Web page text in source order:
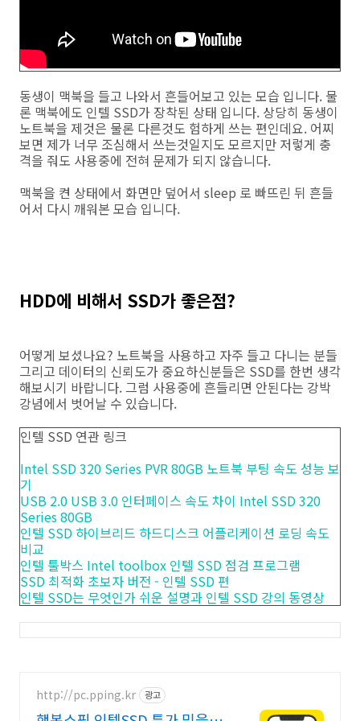
동생이 맥북을 들고 나와서 흔들어보고 있는 모습 입니다. 물
론 맥북에도 인텔 SSD가 장착된 상태 입니다. 상당히 동생이
노트북을 제것은 물론 다른것도 험하게 쓰는 편인데요. 어찌
보면 제가 너무 조심해서 쓰는것일지도 모르지만 저렇게 충
격을 줘도 사용중에 전혀 문제가 되지 않습니다.
맥북을 켠 상태에서 화면만 덮어서 sleep 로 빠뜨린 뒤 흔들
어서 다시 깨워본 모습 입니다.
HDD에 비해서 SSD가 좋은점?
어떻게 보셨나요? 노트북을 사용하고 자주 들고 다니는 분들
그리고 데이터의 신뢰도가 중요하신분들은 SSD를 한번 생각
해보시기 바랍니다. 그럼 사용중에 흔들리면 안된다는 강박
강념에서 벗어날 수 있습니다.
인텔 SSD 연관 링크
Intel SSD 320 Series PVR 80GB 노트북 부팅 속도 성능 보
기
USB 2.0 USB 3.0 인터페이스 속도 차이 Intel SSD 320
Series 80GB
인텔 SSD 하이브리드 하드디스크 어플리케이션 로딩 속도
비교
인텔 툴박스 Intel toolbox 인텔 SSD 점검 프로그램
SSD 최적화 초보자 버전 - 인텔 SSD 편
인텔 SSD는 무엇인가 쉬운 설명과 인텔 SSD 강의 동영상
http://pc.pping.kr 광고